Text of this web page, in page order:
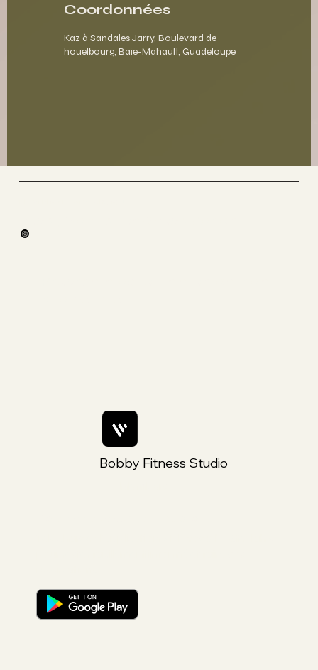
Coordonnées
Kaz à Sandales Jarry, Boulevard de
houelbourg, Baie-Mahault, Guadeloupe
Bobby Fitness Studio